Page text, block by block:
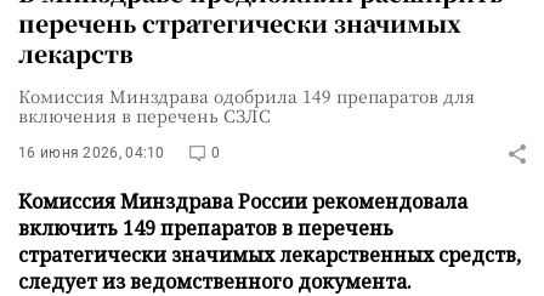
перечень стратегически значимых
лекарств
Комиссия Минздрава одобрила 149 препаратов для
включения в перечень СЗЛС
16 июня 2026, 04:10 0
Комиссия Минздрава России рекомендовала
включить 149 препаратов в перечень
стратегически значимых лекарственных средств,
следует из ведомственного документа.